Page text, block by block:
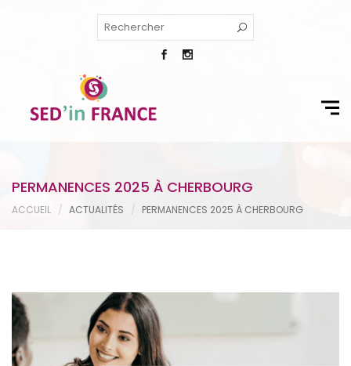
PERMANENCES 2025 À CHERBOURG
ACCUEIL ACTUALITÉS PERMANENCES 2025 À CHERBOURG